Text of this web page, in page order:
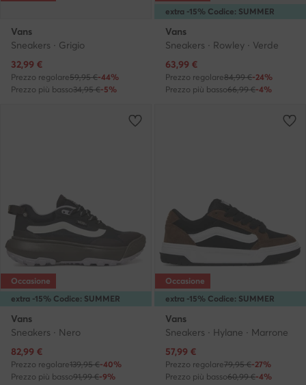
Vans
Sneakers · Grigio
Prezzo attuale
32,99 €
Prezzo regolare59,95 €-44%
Prezzo più basso34,95 €-5%
extra -15% Codice: SUMMER
Vans
Sneakers · Rowley · Verde
Prezzo attuale
63,99 €
Prezzo regolare84,99 €-24%
Prezzo più basso66,99 €-4%
extra -15% Codice: SUMMER
Occasione
Vans
Sneakers · Nero
Prezzo attuale
82,99 €
Prezzo regolare139,95 €-40%
Prezzo più basso91,99 €-9%
extra -15% Codice: SUMMER
Occasione
Vans
Sneakers · Hylane · Marrone
Prezzo attuale
57,99 €
Prezzo regolare79,95 €-27%
Prezzo più basso60,99 €-4%